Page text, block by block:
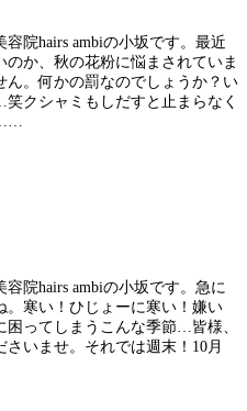
院hairs ambiの小坂です。最近
か、秋の花粉に悩まされていま
ん。何かの罰なのでしょうか？い
クシャミもしだすと止まらなく
院hairs ambiの小坂です。急に
。寒い！ひじょーに寒い！嫌い
ってしまうこんな季節…皆様、
いませ。それでは週末！10月